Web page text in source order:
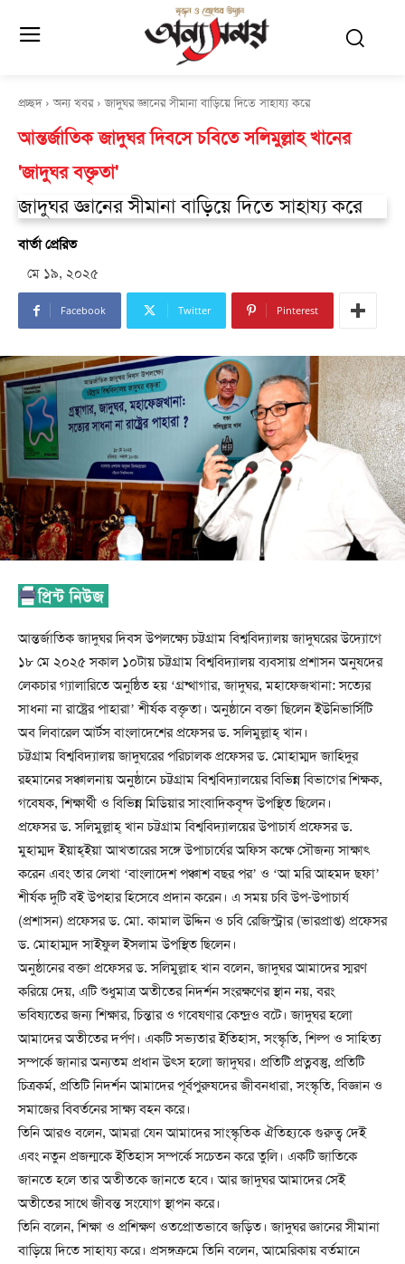
প্রচ্ছদ অন্য খবর জাদুঘর জ্ঞানের সীমানা বাড়িয়ে দিতে সাহায্য করে
আন্তর্জাতিক জাদুঘর দিবসে চবিতে সলিমুল্লাহ খানের
'জাদুঘর বক্তৃতা'
জাদুঘর জ্ঞানের সীমানা বাড়িয়ে দিতে সাহায্য করে
বার্তা প্রেরিত
মে ১৯, ২০২৫
Facebook Twitter Pinterest
আন্তর্জাতিক জাদুঘর দিবস উপলক্ষ্যে চট্টগ্রাম বিশ্ববিদ্যালয় জাদুঘরের উদ্যোগে
১৮ মে ২০২৫ সকাল ১০টায় চট্টগ্রাম বিশ্ববিদ্যালয় ব্যবসায় প্রশাসন অনুষদের
লেকচার গ্যালারিতে অনুষ্ঠিত হয় ‘গ্রন্থাগার, জাদুঘর, মহাফেজখানা: সত্যের
সাধনা না রাষ্ট্রের পাহারা’ শীর্ষক বক্তৃতা। অনুষ্ঠানে বক্তা ছিলেন ইউনিভার্সিটি
অব লিবারেল আর্টস বাংলাদেশের প্রফেসর ড. সলিমুল্লাহ্ খান।
চট্টগ্রাম বিশ্ববিদ্যালয় জাদুঘরের পরিচালক প্রফেসর ড. মোহাম্মদ জাহিদুর
রহমানের সঞ্চালনায় অনুষ্ঠানে চট্টগ্রাম বিশ্ববিদ্যালয়ের বিভিন্ন বিভাগের শিক্ষক,
গবেষক, শিক্ষার্থী ও বিভিন্ন মিডিয়ার সাংবাদিকবৃন্দ উপস্থিত ছিলেন।
প্রফেসর ড. সলিমুল্লাহ্ খান চট্টগ্রাম বিশ্ববিদ্যালয়ের উপাচার্য প্রফেসর ড.
মুহাম্মদ ইয়াহ্ইয়া আখতারের সঙ্গে উপাচার্যের অফিস কক্ষে সৌজন্য সাক্ষাৎ
করেন এবং তার লেখা ‘বাংলাদেশ পঞ্চাশ বছর পর’ ও ‘আ মরি আহমদ ছফা’
শীর্ষক দুটি বই উপহার হিসেবে প্রদান করেন। এ সময় চবি উপ-উপাচার্য
(প্রশাসন) প্রফেসর ড. মো. কামাল উদ্দিন ও চবি রেজিস্ট্রার (ভারপ্রাপ্ত) প্রফেসর
ড. মোহাম্মদ সাইফুল ইসলাম উপস্থিত ছিলেন।
অনুষ্ঠানের বক্তা প্রফেসর ড. সলিমুল্লাহ খান বলেন, জাদুঘর আমাদের স্মরণ
করিয়ে দেয়, এটি শুধুমাত্র অতীতের নিদর্শন সংরক্ষণের স্থান নয়, বরং
ভবিষ্যতের জন্য শিক্ষার, চিন্তার ও গবেষণার কেন্দ্রও বটে। জাদুঘর হলো
আমাদের অতীতের দর্পণ। একটি সভ্যতার ইতিহাস, সংস্কৃতি, শিল্প ও সাহিত্য
সম্পর্কে জানার অন্যতম প্রধান উৎস হলো জাদুঘর। প্রতিটি প্রত্নবস্তু, প্রতিটি
চিত্রকর্ম, প্রতিটি নিদর্শন আমাদের পূর্বপুরুষদের জীবনধারা, সংস্কৃতি, বিজ্ঞান ও
সমাজের বিবর্তনের সাক্ষ্য বহন করে।
তিনি আরও বলেন, আমরা যেন আমাদের সাংস্কৃতিক ঐতিহ্যকে গুরুত্ব দেই
এবং নতুন প্রজন্মকে ইতিহাস সম্পর্কে সচেতন করে তুলি। একটি জাতিকে
জানতে হলে তার অতীতকে জানতে হবে। আর জাদুঘর আমাদের সেই
অতীতের সাথে জীবন্ত সংযোগ স্থাপন করে।
তিনি বলেন, শিক্ষা ও প্রশিক্ষণ ওতপ্রোতভাবে জড়িত। জাদুঘর জ্ঞানের সীমানা
বাড়িয়ে দিতে সাহায্য করে। প্রসঙ্গক্রমে তিনি বলেন, আমেরিকায় বর্তমানে